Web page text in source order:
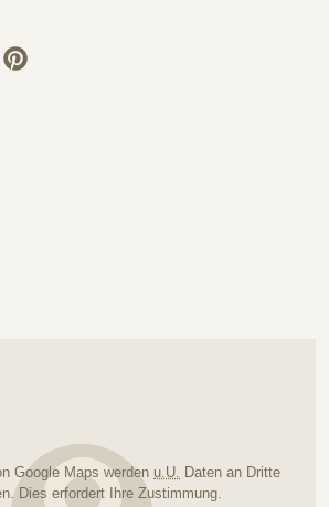
@ Instagram
@ LinkedIn
Lauchhammer @ Facebook
Kunstguss Lauchhammer @ Pinterest
Google Maps werden u.U. Daten an Dritte
Dies erfordert Ihre Zustimmung.